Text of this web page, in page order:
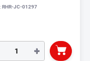
RHR-JC-01297
+